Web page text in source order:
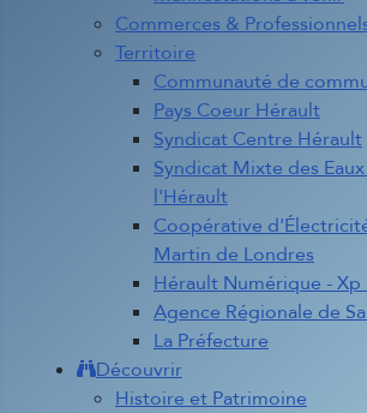
Commerces &
Territoire
Communauté de
Pays Coeur Hérault
Syndicat Centre Hérault
Syndicat Mixte des
l'Hérault
Coopérative
Martin de Londres
Hérault Numérique - Xp
Agence Régionale de
La Préfecture
Découvrir
Histoire et Patrimoine